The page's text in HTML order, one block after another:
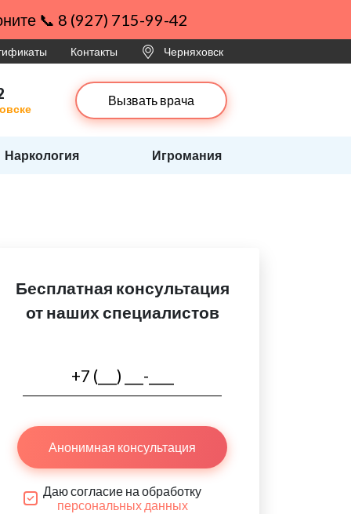
📞 8 (927) 715-99-42
Контакты Черняховск
Вызвать врача
Наркология Игромания
Бесплатная консультация
от наших специалистов
Анонимная консультация
Даю согласие на обработку
персональных данных